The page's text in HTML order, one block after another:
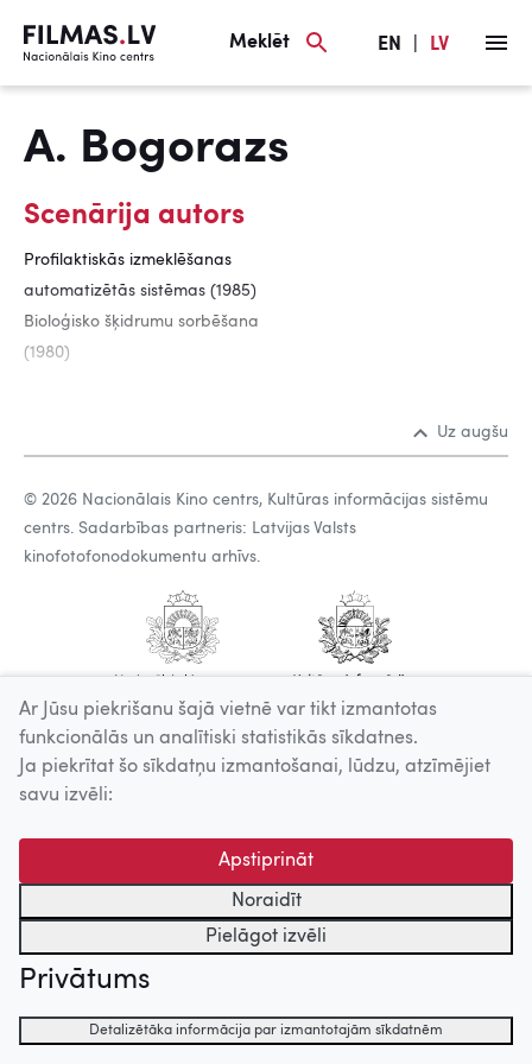
Meklēt EN LV
A. Bogorazs
Scenārija autors
Profilaktiskās izmeklēšanas
automatizētās sistēmas (1985)
Bioloģisko šķidrumu sorbēšana
(1980)
Uz augšu
© 2026 Nacionālais Kino centrs, Kultūras informācijas sistēmu
centrs. Sadarbības partneris: Latvijas Valsts
kinofotofonodokumentu arhīvs.
Ar Jūsu piekrišanu šajā vietnē var tikt izmantotas
funkcionālās un analītiski statistikās sīkdatnes.
Ja piekrītat šo sīkdatņu izmantošanai, lūdzu, atzīmējiet
savu izvēli:
Apstiprināt
Noraidīt
Pielāgot izvēli
Privātums
Detalizētāka informācija par izmantotajām sīkdatnēm